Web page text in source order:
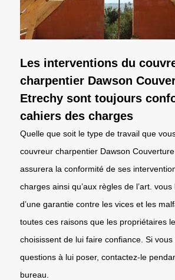
Les interventions du
charpentier Dawson
Etrechy sont toujours
cahiers des charges
Quelle que soit le type de travail que
couvreur charpentier Dawson
assurera la conformité de ses
charges ainsi qu’aux règles de l’art.
d’une garantie contre les vices et les
toutes ces raisons que les propriétaires
choisissent de lui faire confiance. Si vous
questions à lui poser, contactez-le
bureau.